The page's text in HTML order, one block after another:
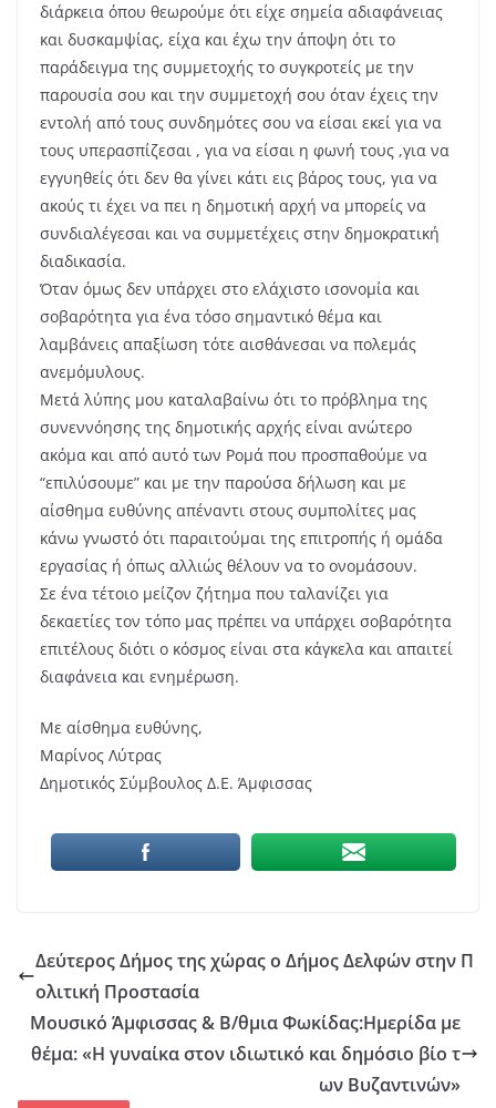
διάρκεια όπου θεωρούμε ότι είχε σημεία αδιαφάνειας
και δυσκαμψίας, είχα και έχω την άποψη ότι το
παράδειγμα της συμμετοχής το συγκροτείς με την
παρουσία σου και την συμμετοχή σου όταν έχεις την
εντολή από τους συνδημότες σου να είσαι εκεί για να
τους υπερασπίζεσαι , για να είσαι η φωνή τους ,για να
εγγυηθείς ότι δεν θα γίνει κάτι εις βάρος τους, για να
ακούς τι έχει να πει η δημοτική αρχή να μπορείς να
συνδιαλέγεσαι και να συμμετέχεις στην δημοκρατική
διαδικασία.
Όταν όμως δεν υπάρχει στο ελάχιστο ισονομία και
σοβαρότητα για ένα τόσο σημαντικό θέμα και
λαμβάνεις απαξίωση τότε αισθάνεσαι να πολεμάς
ανεμόμυλους.
Μετά λύπης μου καταλαβαίνω ότι το πρόβλημα της
συνεννόησης της δημοτικής αρχής είναι ανώτερο
ακόμα και από αυτό των Ρομά που προσπαθούμε να
“επιλύσουμε” και με την παρούσα δήλωση και με
αίσθημα ευθύνης απέναντι στους συμπολίτες μας
κάνω γνωστό ότι παραιτούμαι της επιτροπής ή ομάδα
εργασίας ή όπως αλλιώς θέλουν να το ονομάσουν.
Σε ένα τέτοιο μείζον ζήτημα που ταλανίζει για
δεκαετίες τον τόπο μας πρέπει να υπάρχει σοβαρότητα
επιτέλους διότι ο κόσμος είναι στα κάγκελα και απαιτεί
διαφάνεια και ενημέρωση.
Με αίσθημα ευθύνης,
Μαρίνος Λύτρας
Δημοτικός Σύμβουλος Δ.Ε. Άμφισσας
Δεύτερος Δήμος της χώρας ο Δήμος Δελφών στην Π
ολιτική Προστασία
Μουσικό Άμφισσας & Β/θμια Φωκίδας:Ημερίδα με
θέμα: «Η γυναίκα στον ιδιωτικό και δημόσιο βίο τ
ων Βυζαντινών»